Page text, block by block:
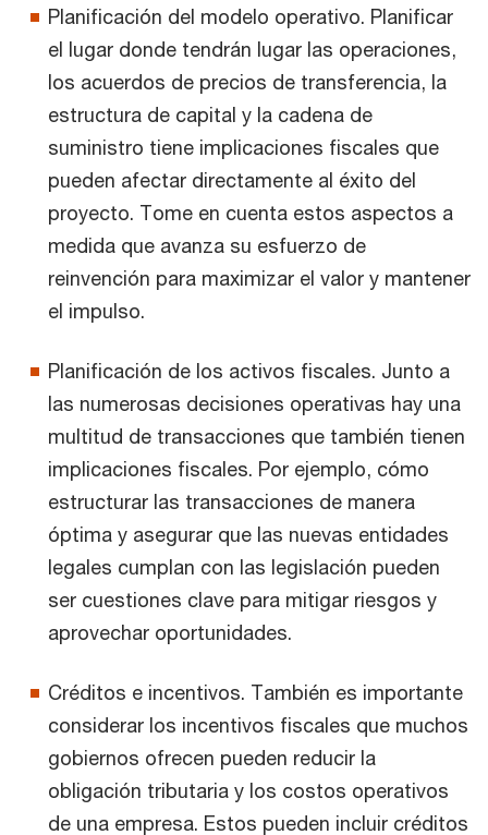
Planificación del modelo operativo. Planificar
el lugar donde tendrán lugar las operaciones,
los acuerdos de precios de transferencia, la
estructura de capital y la cadena de
suministro tiene implicaciones fiscales que
pueden afectar directamente al éxito del
proyecto. Tome en cuenta estos aspectos a
medida que avanza su esfuerzo de
reinvención para maximizar el valor y mantener
el impulso.
Planificación de los activos fiscales. Junto a
las numerosas decisiones operativas hay una
multitud de transacciones que también tienen
implicaciones fiscales. Por ejemplo, cómo
estructurar las transacciones de manera
óptima y asegurar que las nuevas entidades
legales cumplan con las legislación pueden
ser cuestiones clave para mitigar riesgos y
aprovechar oportunidades.
Créditos e incentivos. También es importante
considerar los incentivos fiscales que muchos
gobiernos ofrecen pueden reducir la
obligación tributaria y los costos operativos
de una empresa. Estos pueden incluir créditos